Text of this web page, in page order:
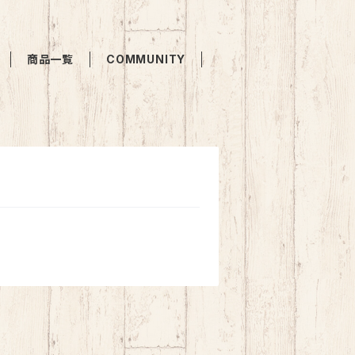
商品一覧 COMMUNITY